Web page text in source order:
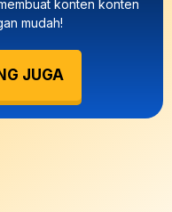
konten konten
mudah!
JUGA